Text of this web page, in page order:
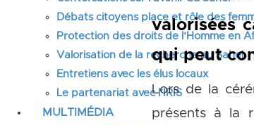
Débats citoyens place et rôle des
Protection des droits de l’Homme en
Valorisation de la recherche au Sahel
Entretiens avec les élus locaux
Le partenariat avec l’IRIS
MULTIMÉDIA
valorisées
qui peut
Lors de la
présents à la